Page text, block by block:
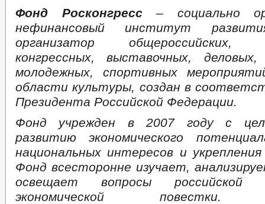
Фонд Росконгресс– социально
нефинансовый институт
организатор общероссийских,
конгрессных, выставочных,
молодежных, спортивных
области культуры, создан в
Президента Российской Федерации.
Фонд учрежден в 2007 году с
развитию экономического
национальных интересов и
Фонд всесторонне изучает,
освещает вопросы российской
экономической повестки.